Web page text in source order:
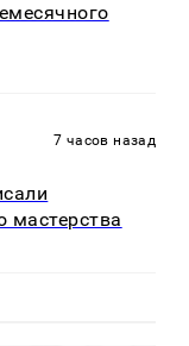
7 часов назад
мастерства